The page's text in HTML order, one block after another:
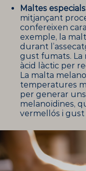
Maltes especials
mitjançant
confereixen
exemple, la
durant
gust fumats. La
àcid làctic per
La malta
temperatures
per generar
melanoïdines,
vermellós i gust